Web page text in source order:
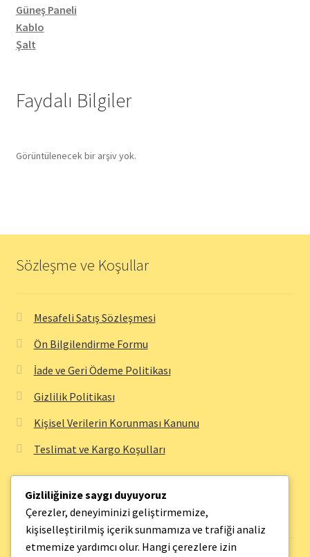
Güneş Paneli
Kablo
Şalt
Faydalı Bilgiler
Görüntülenecek bir arşiv yok.
Sözleşme ve Koşullar
Mesafeli Satış Sözleşmesi
Ön Bilgilendirme Formu
İade ve Geri Ödeme Politikası
Gizlilik Politikası
Kişisel Verilerin Korunması Kanunu
Teslimat ve Kargo Koşulları
Bilgi Sayfaları
Gizliliğinize saygı duyuyoruz
Çerezler, deneyiminizi geliştirmemize,
kişiselleştirilmiş içerik sunmamıza ve trafiği analiz
etmemize yardımcı olur. Hangi çerezlere izin